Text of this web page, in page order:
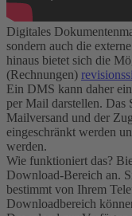
Digitales
sondern auch die
hinaus bietet sich die
(Rechnungen)
Ein DMS kann daher
per Mail darstellen. Das
Mailversand und der
eingeschränkt werden
werden.
Wie funktioniert das?
Download-Bereich an.
bestimmt von Ihrem
Downloadbereich